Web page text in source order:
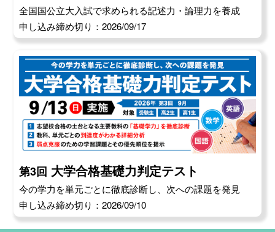
全国国公立大入試で求められる記述力・論理力を養成
申し込み締め切り：2026/09/17
第3回 大学合格基礎力判定テスト
今の学力を単元ごとに徹底診断し、次への課題を発見
申し込み締め切り：2026/09/10